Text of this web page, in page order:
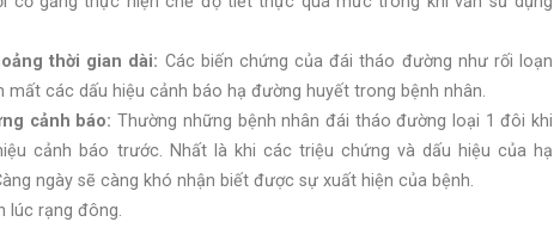
thời gian dài: Các biến chứng của đái tháo đường như rối loạn
mất các dấu hiệu cảnh báo hạ đường huyết trong bệnh nhân.
cảnh báo:Thường những bệnh nhân đái tháo đường loại 1 đôi khi
cảnh báo trước. Nhất là khi các triệu chứng và dấu hiệu của hạ
ngày sẽ càng khó nhận biết được sự xuất hiện của bệnh.
lúc rạng đông.